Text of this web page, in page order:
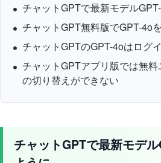
チャットGPTで最新モデル
チャットGPT無料版でGPT-4o
チャットGPTのGPT-4oはログ
チャットGPTアプリ版では無
の切り替えができない
チャットGPTで最新モデ